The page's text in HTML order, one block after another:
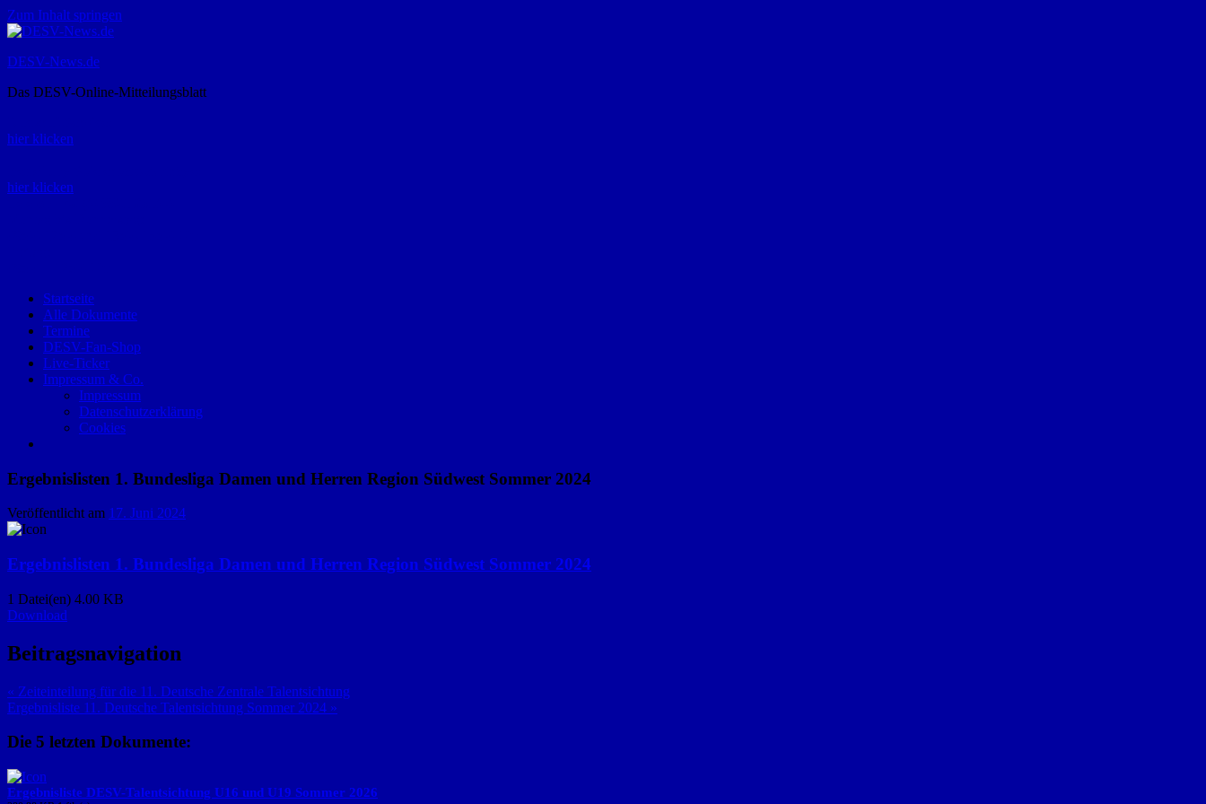
Zum Inhalt springen
DESV-News.de
Das DESV-Online-Mitteilungsblatt
hier klicken
hier klicken
Startseite
Alle Dokumente
Termine
DESV-Fan-Shop
Live-Ticker
Impressum & Co.
Impressum
Datenschutzerklärung
Cookies
Ergebnislisten 1. Bundesliga Damen und Herren Region Südwest Sommer 2024
Veröffentlicht am 17. Juni 2024
Ergebnislisten 1. Bundesliga Damen und Herren Region Südwest Sommer 2024
1 Datei(en) 4.00 KB
Download
Beitragsnavigation
« Zeiteinteilung für die 11. Deutsche Zentrale Talentsichtung
Ergebnisliste 11. Deutsche Talentsichtung Sommer 2024 »
Die 5 letzten Dokumente:
Ergebnisliste DESV-Talentsichtung U16 und U19 Sommer 2026